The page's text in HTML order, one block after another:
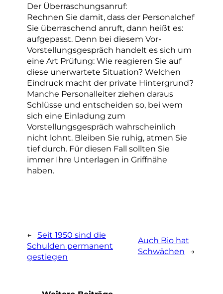
Der Überraschungsanruf:
Rechnen Sie damit, dass der Personalchef
Sie überraschend anruft, dann heißt es:
aufgepasst. Denn bei diesem Vor-
Vorstellungsgespräch handelt es sich um
eine Art Prüfung: Wie reagieren Sie auf
diese unerwartete Situation? Welchen
Eindruck macht der private Hintergrund?
Manche Personalleiter ziehen daraus
Schlüsse und entscheiden so, bei wem
sich eine Einladung zum
Vorstellungsgespräch wahrscheinlich
nicht lohnt. Bleiben Sie ruhig, atmen Sie
tief durch. Für diesen Fall sollten Sie
immer Ihre Unterlagen in Griffnähe
haben.
←
Seit 1950 sind die
Schulden permanent
gestiegen
Auch Bio hat
Schwächen
→